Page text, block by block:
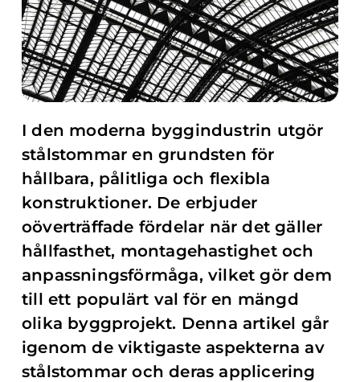
I den moderna byggindustrin utgör
stålstommar en grundsten för
hållbara, pålitliga och flexibla
konstruktioner. De erbjuder
oöverträffade fördelar när det gäller
hållfasthet, montagehastighet och
anpassningsförmåga, vilket gör dem
till ett populärt val för en mängd
olika byggprojekt. Denna artikel går
igenom de viktigaste aspekterna av
stålstommar och deras applicering